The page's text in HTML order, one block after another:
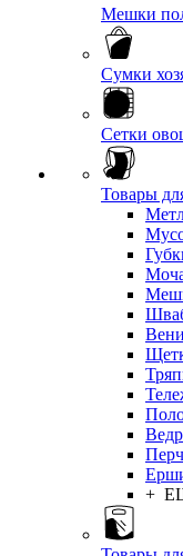
Мешки
Сумки
Сетки
Товары
+